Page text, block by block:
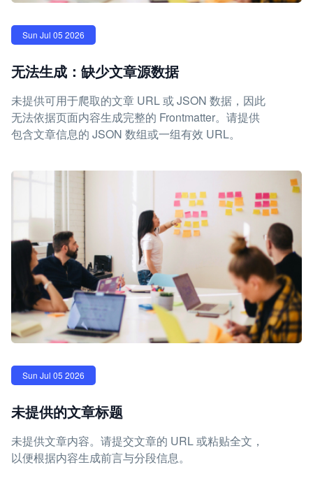
Sun Jul 05 2026
无法生成：缺少文章源数据
未提供可用于爬取的文章 URL 或 JSON 数据，因此
无法依据页面内容生成完整的 Frontmatter。请提供
包含文章信息的 JSON 数组或一组有效 URL。
Sun Jul 05 2026
未提供的文章标题
未提供文章内容。请提交文章的 URL 或粘贴全文，
以便根据内容生成前言与分段信息。